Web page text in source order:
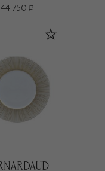
44 750 ₽